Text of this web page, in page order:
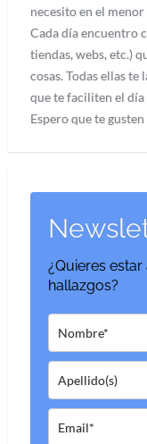
necesito en el
Cada día encuentro
tiendas, webs, etc.)
cosas. Todas ellas
que te faciliten el
Espero que te
¿Quieres
hallazgos?